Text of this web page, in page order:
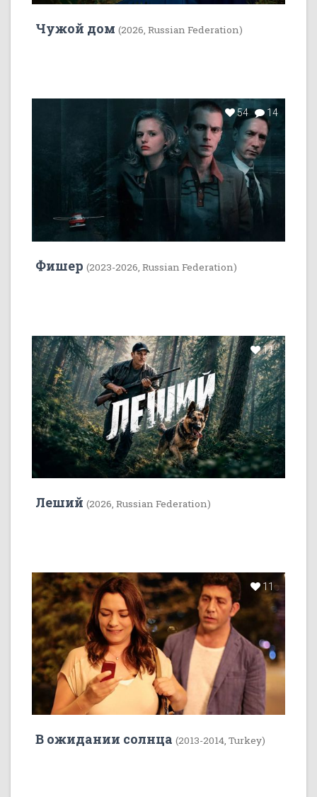
Чужой дом (2026, Russian Federation)
54 14
Фишер (2023-2026, Russian Federation)
11
Леший (2026, Russian Federation)
11
В ожидании солнца (2013-2014, Turkey)